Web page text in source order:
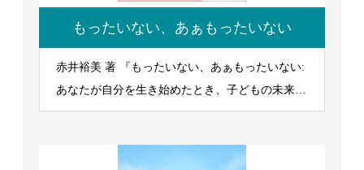
もったいない、あぁもったいない
赤井裕美 著 『もったいない、あぁもったいない:
あなたが自分を生き始めたとき、子どもの未来は
輝き出す』 2026/7/7発行